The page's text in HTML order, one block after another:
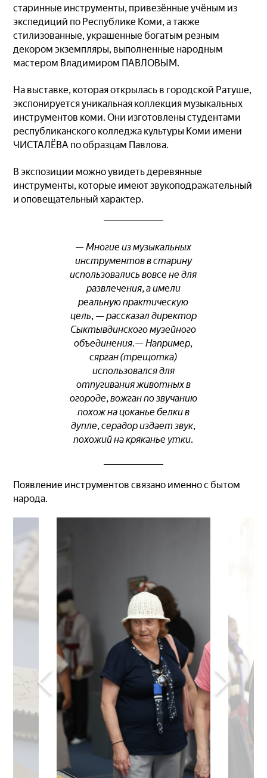
старинные инструменты, привезённые учёным из
экспедиций по Республике Коми, а также
стилизованные, украшенные богатым резным
декором экземпляры, выполненные народным
мастером Владимиром ПАВЛОВЫМ.
На выставке, которая открылась в городской Ратуше,
экспонируется уникальная коллекция музыкальных
инструментов коми. Они изготовлены студентами
республиканского колледжа культуры Коми имени
ЧИСТАЛЁВА по образцам Павлова.
В экспозиции можно увидеть деревянные
инструменты, которые имеют звукоподражательный
и оповещательный характер.
— Многие из музыкальных
инструментов в старину
использовались вовсе не для
развлечения, а имели
реальную практическую
цель, — рассказал директор
Сыктывдинского музейного
объединения.— Например,
сярган (трещотка)
использовался для
отпугивания животных в
огороде, вожган по звучанию
похож на цоканье белки в
дупле, серадор издает звук,
похожий на кряканье утки.
Появление инструментов связано именно с бытом
народа.